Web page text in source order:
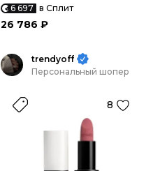
6 697 в Сплит
26 786 ₽
trendyoff
Персональный шопер
8